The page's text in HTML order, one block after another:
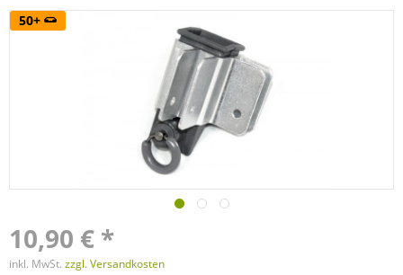
50+
10,90 € *
inkl. MwSt. zzgl. Versandkosten